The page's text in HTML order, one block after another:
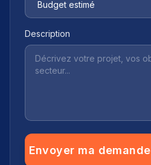
Description
Envoyer ma